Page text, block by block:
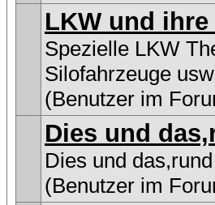
LKW und
Spezielle LKW
Silofahrzeuge
(Benutzer im
Dies und
Dies und
(Benutzer im